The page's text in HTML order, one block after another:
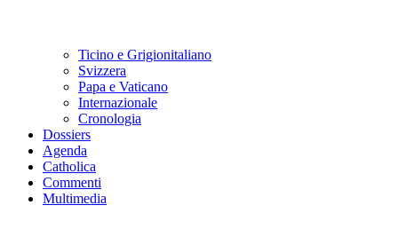
Ticino e Grigionitaliano
Svizzera
Papa e Vaticano
Internazionale
Cronologia
Dossiers
Agenda
Catholica
Commenti
Multimedia